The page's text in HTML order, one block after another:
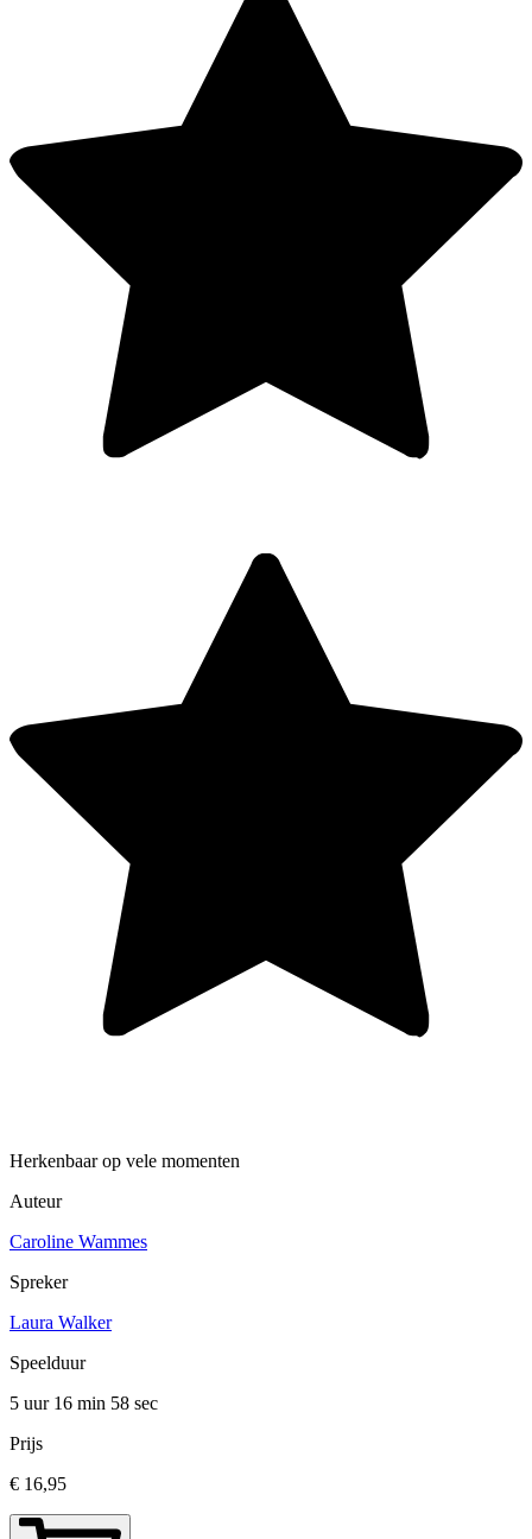
Herkenbaar op vele momenten
Auteur
Caroline Wammes
Spreker
Laura Walker
Speelduur
5 uur 16 min 58 sec
Prijs
€ 16,95